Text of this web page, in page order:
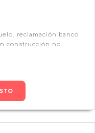
reclamación banco
construcción no